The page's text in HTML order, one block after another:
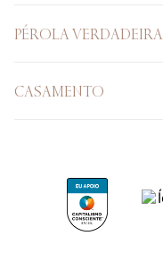
PÉROLA VERDADEIRA
CASAMENTO